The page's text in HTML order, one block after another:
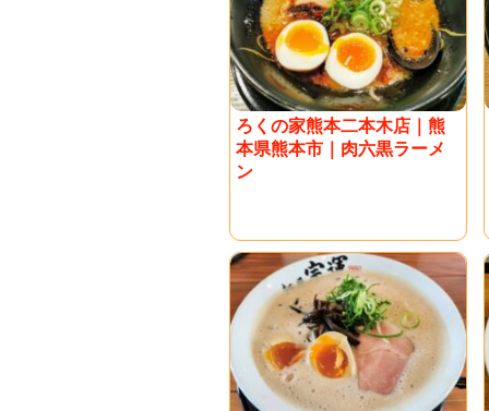
ろくの家熊本二本木店｜熊
本県熊本市｜肉六黒ラーメ
ン